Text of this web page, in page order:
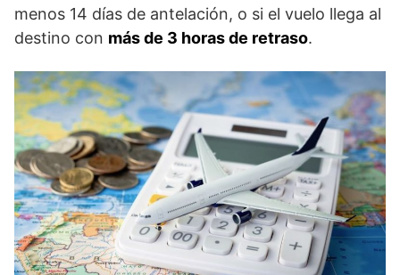
menos 14 días de antelación, o si el vuelo llega al
destino con más de 3 horas de retraso.